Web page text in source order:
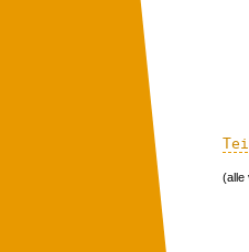
(alle